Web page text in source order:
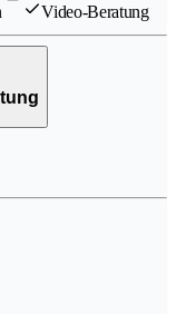
Video-Beratung